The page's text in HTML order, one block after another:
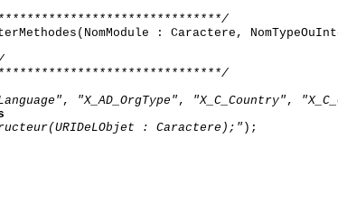
: Caractere,
, "X_AD_OrgType" , "X_C_Country" ,
: Caractere);" );